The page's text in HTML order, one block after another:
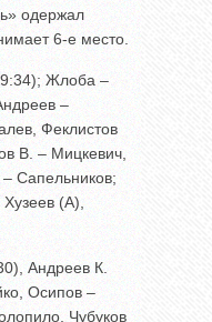
одержал
6-е место.
Жлоба –
–
Феклистов
В. – Мицкевич,
Сапельников;
(А),
Андреев К.
Осипов –
Чубуков